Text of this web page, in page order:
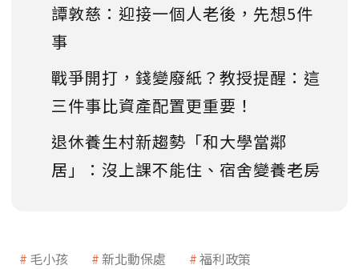
譚敦慈：迎接一個人老後，先想5件
事
戰爭開打，錢變廢紙？教授提醒：這
三件事比資產配置更重要！
退休養生村新趨勢「和大學當鄰
居」：沒上課不能住、宿舍變養老房
毛小孩 新北動保處 福利政策